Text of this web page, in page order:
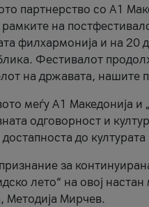
партнерство со А1
на
филхармонија и на 20
Фестивалот
на државата, нашите
меѓу A1 Македонија и
одговорност и
до
за
лето“ на овој
Методија Мирчев.